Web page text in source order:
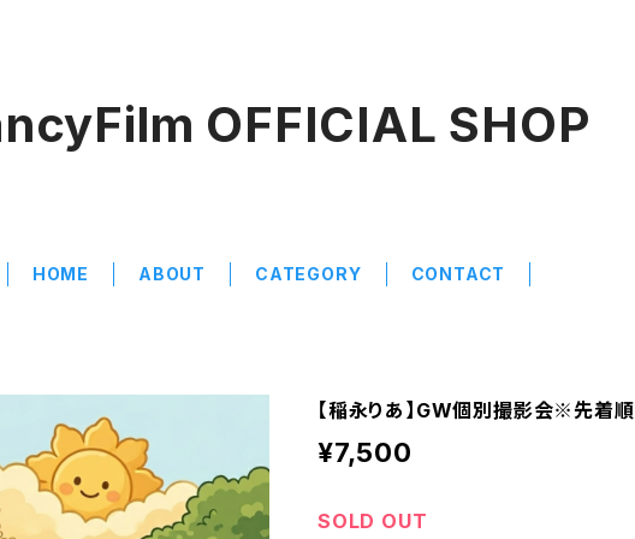
OFFICIAL SHOP
HOME ABOUT CATEGORY CONTACT
【稲永りあ】GW個別撮影会※先着順
¥7,500
SOLD OUT